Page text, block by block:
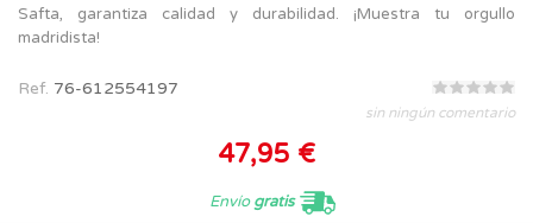
Safta, garantiza calidad y durabilidad. ¡Muestra tu orgullo
madridista!
Ref. 76-612554197
sin ningún comentario
47,95 €
Envíogratis